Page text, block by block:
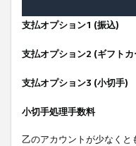
支払オプション1 (振込)
支払オプション2 (ギフトカ
支払オプション3 (小切手)
小切手処理手数料
乙のアカウントが少なく